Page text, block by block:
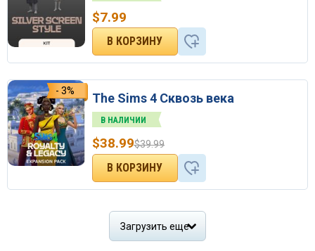
$7.99
- 3% The Sims 4 Сквозь века
В НАЛИЧИИ
$39.99
$38.99
Загрузить еще